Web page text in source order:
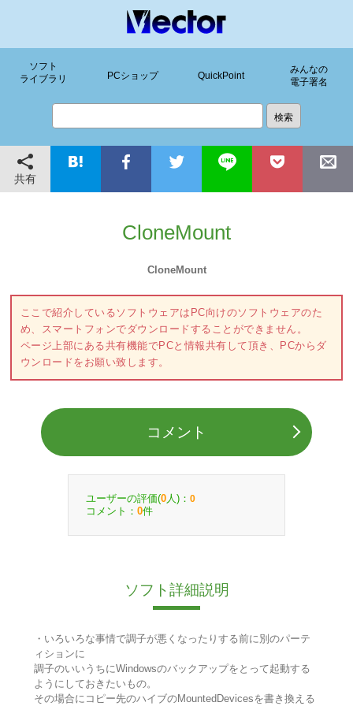
ソフト
ライブラリ
PCショップ QuickPoint
みんなの
電子署名
共有
CloneMount
CloneMount
ここで紹介しているソフトウェアはPC向けのソフトウェアのた
め、スマートフォンでダウンロードすることができません。
ページ上部にある共有機能でPCと情報共有して頂き、PCからダ
ウンロードをお願い致します。
コメント
ユーザーの評価(0 人)： 0
コメント： 0件
ソフト詳細説明
・いろいろな事情で調子が悪くなったりする前に別のパーテ
ィションに
調子のいいうちにWindowsのバックアップをとって起動する
ようにしておきたいもの。
その場合にコピー先のハイブのMountedDevicesを書き換える